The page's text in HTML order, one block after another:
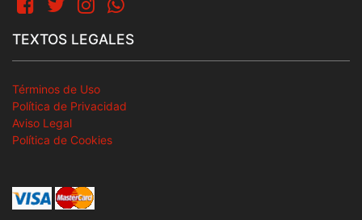
TEXTOS LEGALES
Términos de Uso
Política de Privacidad
Aviso Legal
Política de Cookies